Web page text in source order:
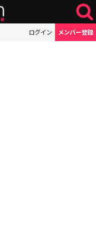
ログイン メンバー登録